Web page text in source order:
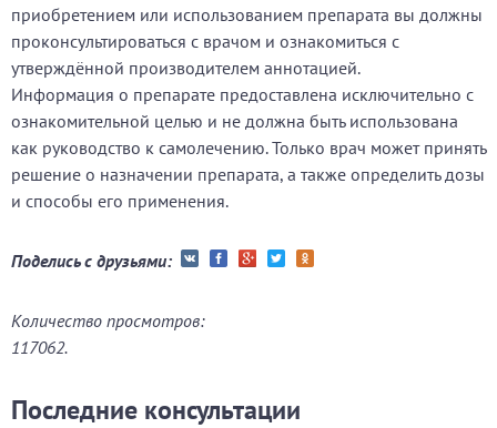
приобретением или использованием препарата вы должны
проконсультироваться с врачом и ознакомиться с
утверждённой производителем аннотацией.
Информация о препарате предоставлена исключительно с
ознакомительной целью и не должна быть использована
как руководство к самолечению. Только врач может принять
решение о назначении препарата, а также определить дозы
и способы его применения.
Поделись с друзьями:
Количество просмотров:
117062.
Последние консультации